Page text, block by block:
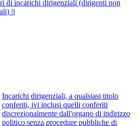
di incarichi dirigenziali (dirigenti non
8
Incarichi dirigenziali, a qualsiasi titolo
conferiti, ivi inclusi quelli conferiti
discrezionalmente dall'organo di indirizzo
politico senza procedure pubbliche di